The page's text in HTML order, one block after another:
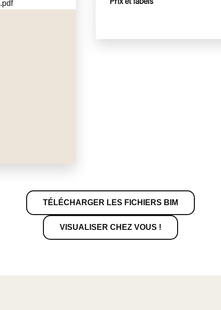
Prix et labels
TÉLÉCHARGER LES FICHIERS BIM
VISUALISER CHEZ VOUS !